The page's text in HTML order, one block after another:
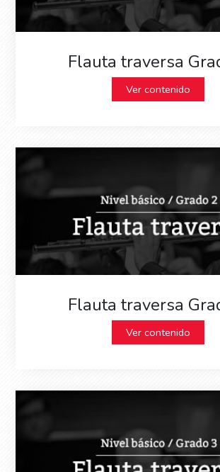
Flauta traversa
Ver contenido
Flauta traversa
Ver contenido